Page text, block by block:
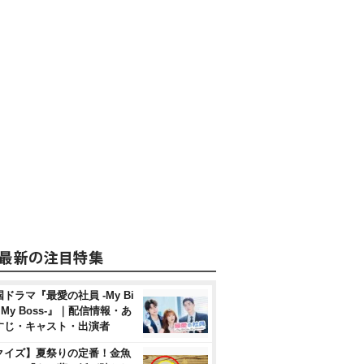
ドラマ『最愛の社員 -My Bi
Boss-』｜配信情報・あ
じ・キャスト・出演者
イズ】夏祭りの定番！金魚